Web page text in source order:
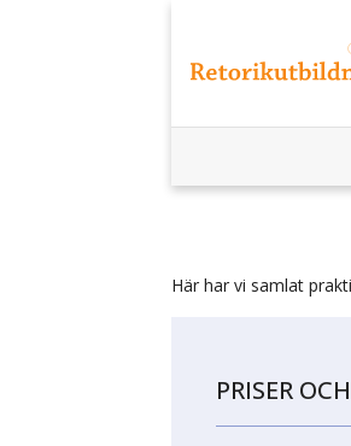
Här har vi samlat
PRISER